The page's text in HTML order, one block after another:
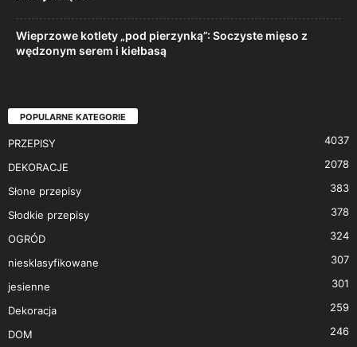
Wieprzowe kotlety „pod pierzynką”: Soczyste mięso z
wędzonym serem i kiełbasą
POPULARNE KATEGORIE
PRZEPISY 4037
DEKORACJE 2078
Słone przepisy 383
Słodkie przepisy 378
OGRÓD 324
niesklasyfikowane 307
jesienne 301
Dekoracja 259
DOM 246